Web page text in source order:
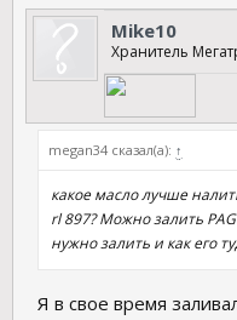
Mike10
Хранитель
megan34 сказал(а): ↑
какое масло лучше
rl 897? Можно залить
нужно залить и как его
Я в свое время